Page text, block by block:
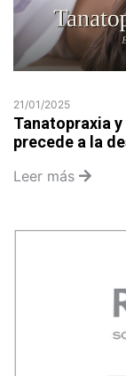
21/01/2025
Tanatopraxia
precede a la
Leer más